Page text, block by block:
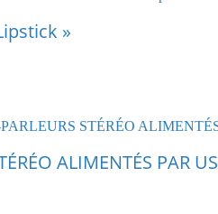
»
ALIMENTÉS PAR